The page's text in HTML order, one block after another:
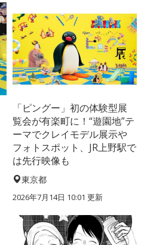
「ピングー」初の体験型展
覧会が有楽町に！“遊園地”テ
ーマでクレイモデル展示や
フォトスポット、JR上野駅で
は先行映像も
東京都
2026年7月14日 10:01 更新